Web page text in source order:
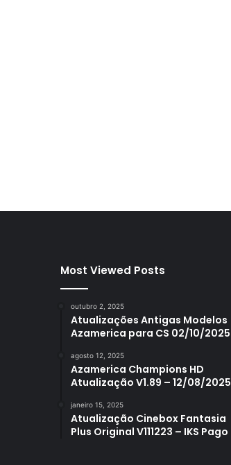
Most Viewed Posts
outubro 2, 2025
Atualizações Antigas Modelos
Azamerica para CS 02/10/2025
agosto 12, 2025
Azamerica Champions HD
Atualização V1.89 – 12/08/2025
janeiro 15, 2025
Atualização Cinebox Fantasia
Plus Original V111223 – IKS Pago